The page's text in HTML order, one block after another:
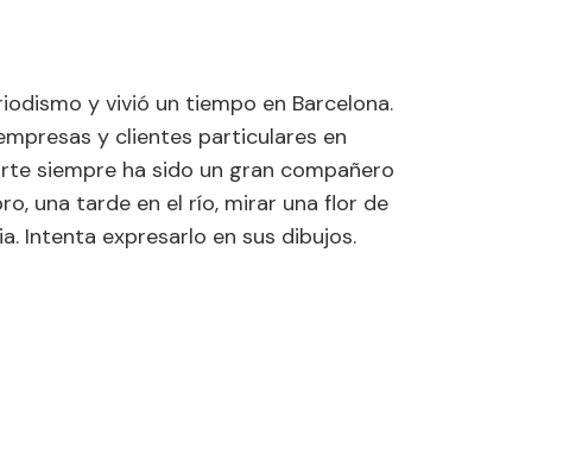
y vivió un tiempo en Barcelona.
y clientes particulares en
siempre ha sido un gran compañero
una tarde en el río, mirar una flor de
Intenta expresarlo en sus dibujos.